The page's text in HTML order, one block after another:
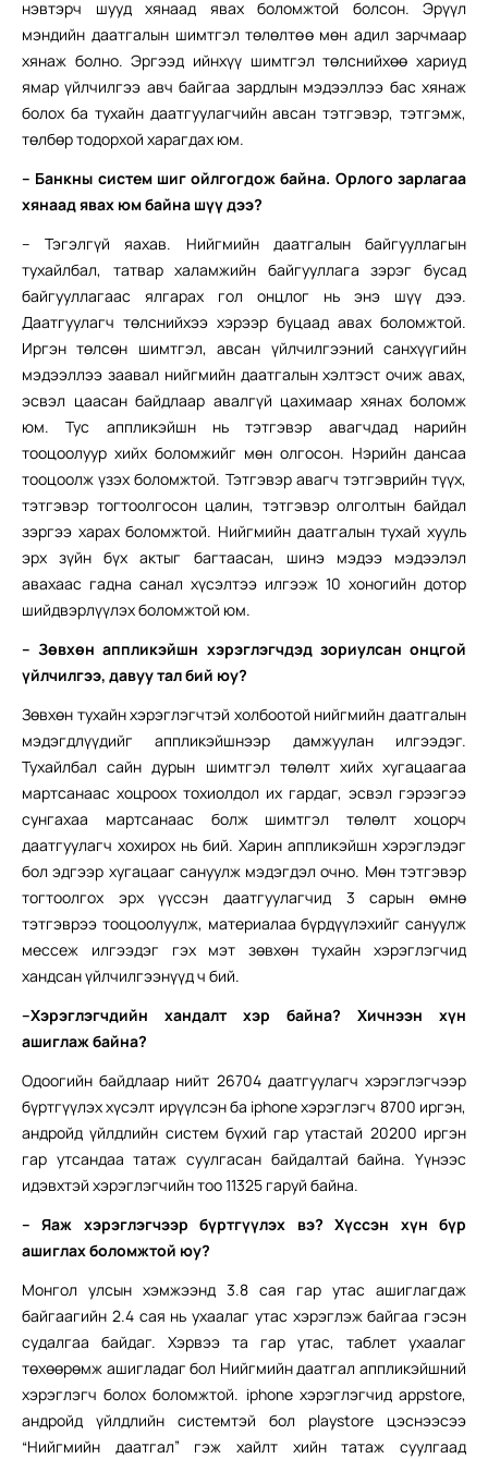
нэвтэрч шууд хянаад явах боломжтой болсон. Эрүүл
мэндийн даатгалын шимтгэл төлөлтөө мөн адил зарчмаар
хянаж болно. Эргээд ийнхүү шимтгэл төлснийхөө хариуд
ямар үйлчилгээ авч байгаа зардлын мэдээллээ бас хянаж
болох ба тухайн даатгуулагчийн авсан тэтгэвэр, тэтгэмж,
төлбөр тодорхой харагдах юм.
– Банкны систем шиг ойлгогдож байна. Орлого зарлагаа
хянаад явах юм байна шүү дээ?
– Тэгэлгүй яахав. Нийгмийн даатгалын байгууллагын
тухайлбал, татвар халамжийн байгууллага зэрэг бусад
байгууллагаас ялгарах гол онцлог нь энэ шүү дээ.
Даатгуулагч төлснийхээ хэрээр буцаад авах боломжтой.
Иргэн төлсөн шимтгэл, авсан үйлчилгээний санхүүгийн
мэдээллээ заавал нийгмийн даатгалын хэлтэст очиж авах,
эсвэл цаасан байдлаар авалгүй цахимаар хянах боломж
юм. Тус аппликэйшн нь тэтгэвэр авагчдад нарийн
тооцоолуур хийх боломжийг мөн олгосон. Нэрийн дансаа
тооцоолж үзэх боломжтой. Тэтгэвэр авагч тэтгэврийн түүх,
тэтгэвэр тогтоолгосон цалин, тэтгэвэр олголтын байдал
зэргээ харах боломжтой. Нийгмийн даатгалын тухай хууль
эрх зүйн бүх актыг багтаасан, шинэ мэдээ мэдээлэл
авахаас гадна санал хүсэлтээ илгээж 10 хоногийн дотор
шийдвэрлүүлэх боломжтой юм.
– Зөвхөн аппликэйшн хэрэглэгчдэд зориулсан онцгой
үйлчилгээ, давуу тал бий юу?
Зөвхөн тухайн хэрэглэгчтэй холбоотой нийгмийн даатгалын
мэдэгдлүүдийг аппликэйшнээр дамжуулан илгээдэг.
Тухайлбал сайн дурын шимтгэл төлөлт хийх хугацаагаа
мартсанаас хоцроох тохиолдол их гардаг, эсвэл гэрээгээ
сунгахаа мартсанаас болж шимтгэл төлөлт хоцорч
даатгуулагч хохирох нь бий. Харин аппликэйшн хэрэглэдэг
бол эдгээр хугацааг сануулж мэдэгдэл очно. Мөн тэтгэвэр
тогтоолгох эрх үүссэн даатгуулагчид 3 сарын өмнө
тэтгэврээ тооцоолуулж, материалаа бүрдүүлэхийг сануулж
мессеж илгээдэг гэх мэт зөвхөн тухайн хэрэглэгчид
хандсан үйлчилгээнүүд ч бий.
–Хэрэглэгчдийн хандалт хэр байна? Хичнээн хүн
ашиглаж байна?
Одоогийн байдлаар нийт 26704 даатгуулагч хэрэглэгчээр
бүртгүүлэх хүсэлт ирүүлсэн ба iphone хэрэглэгч 8700 иргэн,
андройд үйлдлийн систем бүхий гар утастай 20200 иргэн
гар утсандаа татаж суулгасан байдалтай байна. Үүнээс
идэвхтэй хэрэглэгчийн тоо 11325 гаруй байна.
– Яаж хэрэглэгчээр бүртгүүлэх вэ? Хүссэн хүн бүр
ашиглах боломжтой юу?
Монгол улсын хэмжээнд 3.8 сая гар утас ашиглагдаж
байгаагийн 2.4 сая нь ухаалаг утас хэрэглэж байгаа гэсэн
судалгаа байдаг. Хэрвээ та гар утас, таблет ухаалаг
төхөөрөмж ашигладаг бол Нийгмийн даатгал аппликэйшний
хэрэглэгч болох боломжтой. iphone хэрэглэгчид appstore,
андройд үйлдлийн системтэй бол playstore цэснээсээ
“Нийгмийн даатгал” гэж хайлт хийн татаж суулгаад